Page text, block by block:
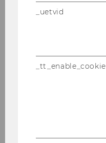
_uetvid
_tt_enable_cookie